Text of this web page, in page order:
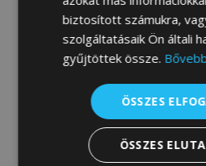
biztosított számukra,
szolgáltatásaik Ön általi
gyűjtöttek össze.
ÖSSZES
ÖSSZES